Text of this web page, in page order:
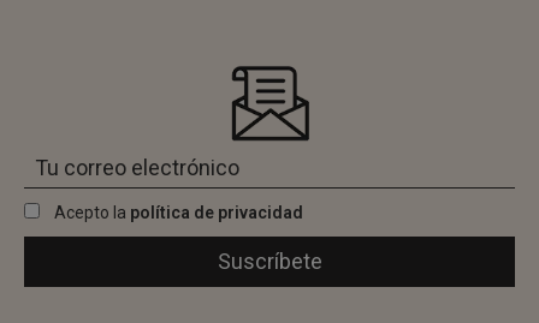
Acepto la política de privacidad